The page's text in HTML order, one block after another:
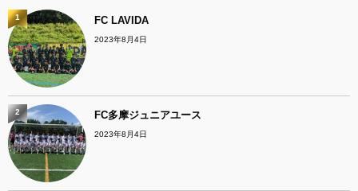
FC LAVIDA
2023年8月4日
1
FC多摩ジュニアユース
2023年8月4日
2